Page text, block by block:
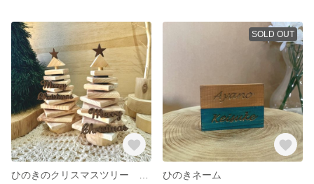
SOLD OUT
ひのきネーム